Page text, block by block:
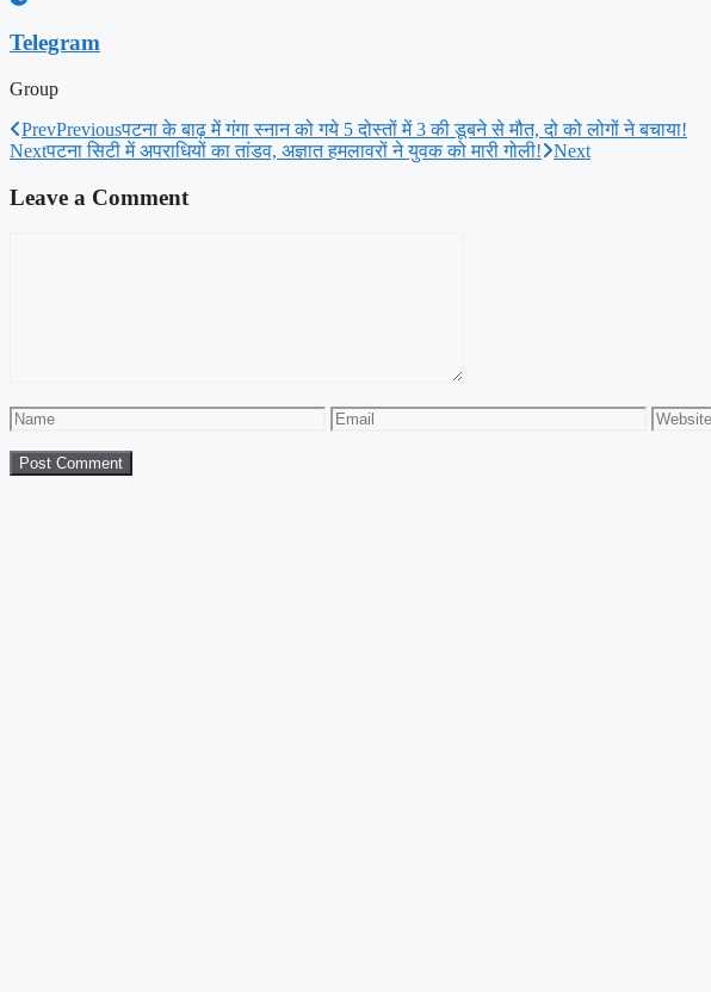
Telegram
Group
PrevPreviousपटना के बाढ़ में गंगा स्नान को गये 5 दोस्तों में 3 की डूबने से मौत, दो को लोगों ने बचाया!
Nextपटना सिटी में अपराधियों का तांडव, अज्ञात हमलावरों ने युवक को मारी गोली! Next
Leave a Comment
Name Email Website